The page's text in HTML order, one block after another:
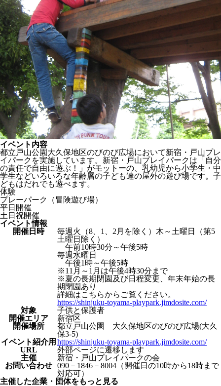
イベント内容
都立戸山公園大久保地区のびのび広場において新宿・戸山プレ
イパークを実施しています。新宿・戸山プレイパークは「自分
の責任で自由に遊ぶ！」がモットーの、乳幼児から小学生・中
学生などいろいろな年齢層の子ども達の屋外の遊び場です。子
どもはだれでも遊べます。
体験
プレーパーク（冒険遊び場）
平日開催
土日祝開催
イベント情報
開催日時
毎週火（8、1、2月を除く）木～土曜日（第5
土曜日除く）
午前10時30分～午後5時
毎週水曜日
午後1時～午後5時
※11月～1月は午後4時30分まで
※夏の長期閉園及び日程変更、年末年始の長
期閉園あり
詳細はこちらからご覧ください。
https://shinjuku-toyama-playpark.jimdosite.com/
対象
子供と保護者
開催エリア
新宿区
開催場所
都立戸山公園 大久保地区のびのび広場(大久
保3-5)
イベント紹介⽤
URL
https://shinjuku-toyama-playpark.jimdosite.com/
外部ページに遷移します
主催
新宿・戸山プレイパークの会
お問い合わせ 090－1846－8004（開催日の10時から18時まで
対応可）
主催した企業・団体をもっと見る